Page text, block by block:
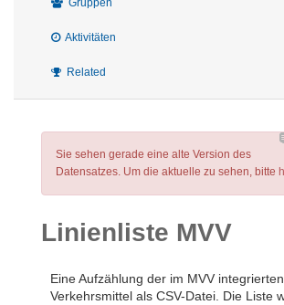
Gruppen
Aktivitäten
Related
Sie sehen gerade eine alte Version des
Datensatzes. Um die aktuelle zu sehen, bitte
Linienliste MVV
Eine Aufzählung der im MVV
Verkehrsmittel als CSV-Datei. Die Liste